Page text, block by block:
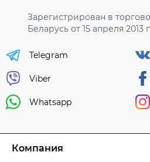
Зарегистрирован в
Беларусь от 15 апреля 2013
Telegram
Viber
Whatsapp
Компания